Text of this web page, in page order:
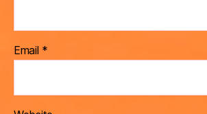
Email *